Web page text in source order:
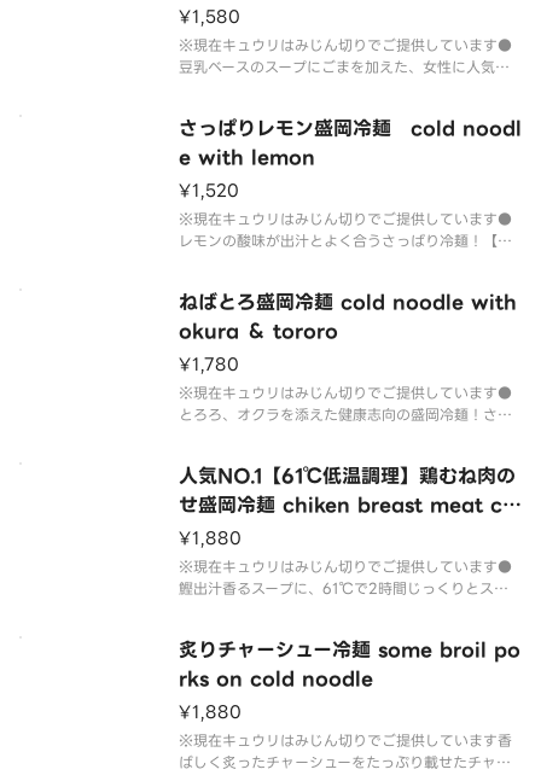
¥1,580
※現在キュウリはみじん切りでご提供しています●
豆乳ベースのスープにごまを加えた、女性に人気の
＆キムチ
さっぱりレモン盛岡冷麺 cold noodl
e with lemon
¥1,520
※現在キュウリはみじん切りでご提供しています●
レモンの酸味が出汁とよく合うさっぱり冷麺！【内
ねばとろ盛岡冷麺 cold noodle with
okura ＆ tororo
¥1,780
※現在キュウリはみじん切りでご提供しています●
とろろ、オクラを添えた健康志向の盛岡冷麺！さっ
0ml炙りチャーシュー：2枚半熟ゆで卵：1/2個おく
ら＆山芋＆きゅうり＆
人気NO.1【61℃低温調理】鶏むね肉の
せ盛岡冷麺 chiken breast meat col
d noodle
¥1,880
※現在キュウリはみじん切りでご提供しています●
鰹出汁香るスープに、61℃で2時間じっくりとスチ
80gスープ：230mlしっとり鶏胸肉：80g半熟ゆで
卵：1/2個きゅう
炙りチャーシュー冷麺 some broil po
rks on cold noodle
¥1,880
※現在キュウリはみじん切りでご提供しています香
ばしく炙ったチャーシューをたっぷり載せたチャー